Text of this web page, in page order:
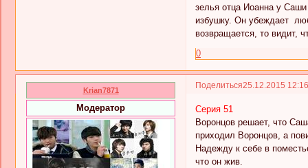
зелья отца Иоанна у
избушку. Он убеждает
возвращается, то видит,
0
Поделиться25.12.2015
Krian7871
Модератор
Серия 51
Воронцов решает, что
приходил Воронцов, а
Надежду к себе в
что он жив.